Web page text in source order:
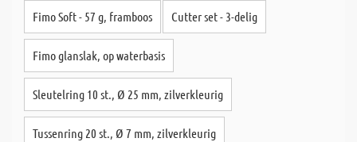
Fimo Soft - 57 g, framboos Cutter set - 3-delig
Fimo glanslak, op waterbasis
Sleutelring 10 st., Ø 25 mm, zilverkleurig
Tussenring 20 st., Ø 7 mm, zilverkleurig